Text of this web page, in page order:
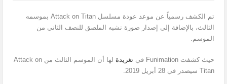
تم الكشف رسمياً عن موعد عودة مسلسل Attack on Titan بموسمه
الثالث، بالإضافة إلى إصدار صورة تشبه الملصق للنصف الثاني من
الموسم.
حيث كشفت Funimation في تغريدة
لها أن الموسم الثالث من Attack on
Titan سيصدر في 28 أبريل 2019.